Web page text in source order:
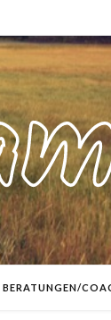
BERATUNGEN/